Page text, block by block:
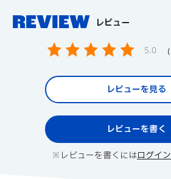
REVIEW レビュー
5.0
レビューを見る
レビューを書く
※レビューを書くにはログイン